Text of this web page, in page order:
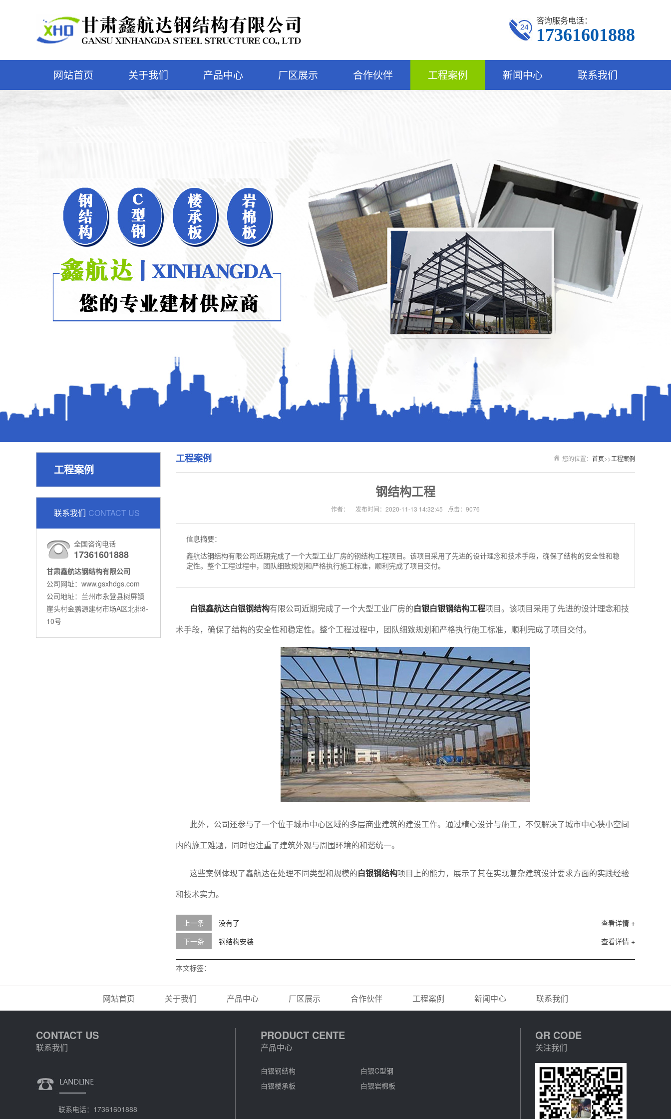
咨询服务电话：
17361601888
网站首页 关于我们 产品中心 厂区展示 合作伙伴 工程案例 新闻中心 联系我们
工程案例
联系我们 CONTACT US
全国咨询电话
17361601888
甘肃鑫航达钢结构有限公司
公司网址：www.gsxhdgs.com
公司地址：兰州市永登县树屏镇
崖头村金鹏源建材市场A区北排8-
10号
您的位置： 首页>>工程案例
工程案例
钢结构工程
作者： 发布时间：2020-11-13 14:32:45 点击：9076
信息摘要：
鑫航达钢结构有限公司近期完成了一个大型工业厂房的钢结构工程项目。该项目采用了先进的设计理念和技术手段，确保了结构的安全性和稳
定性。整个工程过程中，团队细致规划和严格执行施工标准，顺利完成了项目交付。
白银鑫航达白银钢结构有限公司近期完成了一个大型工业厂房的白银白银钢结构工程项目。该项目采用了先进的设计理念和技
术手段，确保了结构的安全性和稳定性。整个工程过程中，团队细致规划和严格执行施工标准，顺利完成了项目交付。
此外，公司还参与了一个位于城市中心区域的多层商业建筑的建设工作。通过精心设计与施工，不仅解决了城市中心狭小空间
内的施工难题，同时也注重了建筑外观与周围环境的和谐统一。
这些案例体现了鑫航达在处理不同类型和规模的白银钢结构项目上的能力，展示了其在实现复杂建筑设计要求方面的实践经验
和技术实力。
上一条 查看详情 +
没有了
下一条
查看详情 +
钢结构安装
本文标签：
网站首页 关于我们 产品中心 厂区展示 合作伙伴 工程案例 新闻中心 联系我们
CONTACT US
联系我们
联系电话：17361601888
PRODUCT CENTE
产品中心
白银钢结构
白银C型钢
白银楼承板
白银岩棉板
QR CODE
关注我们